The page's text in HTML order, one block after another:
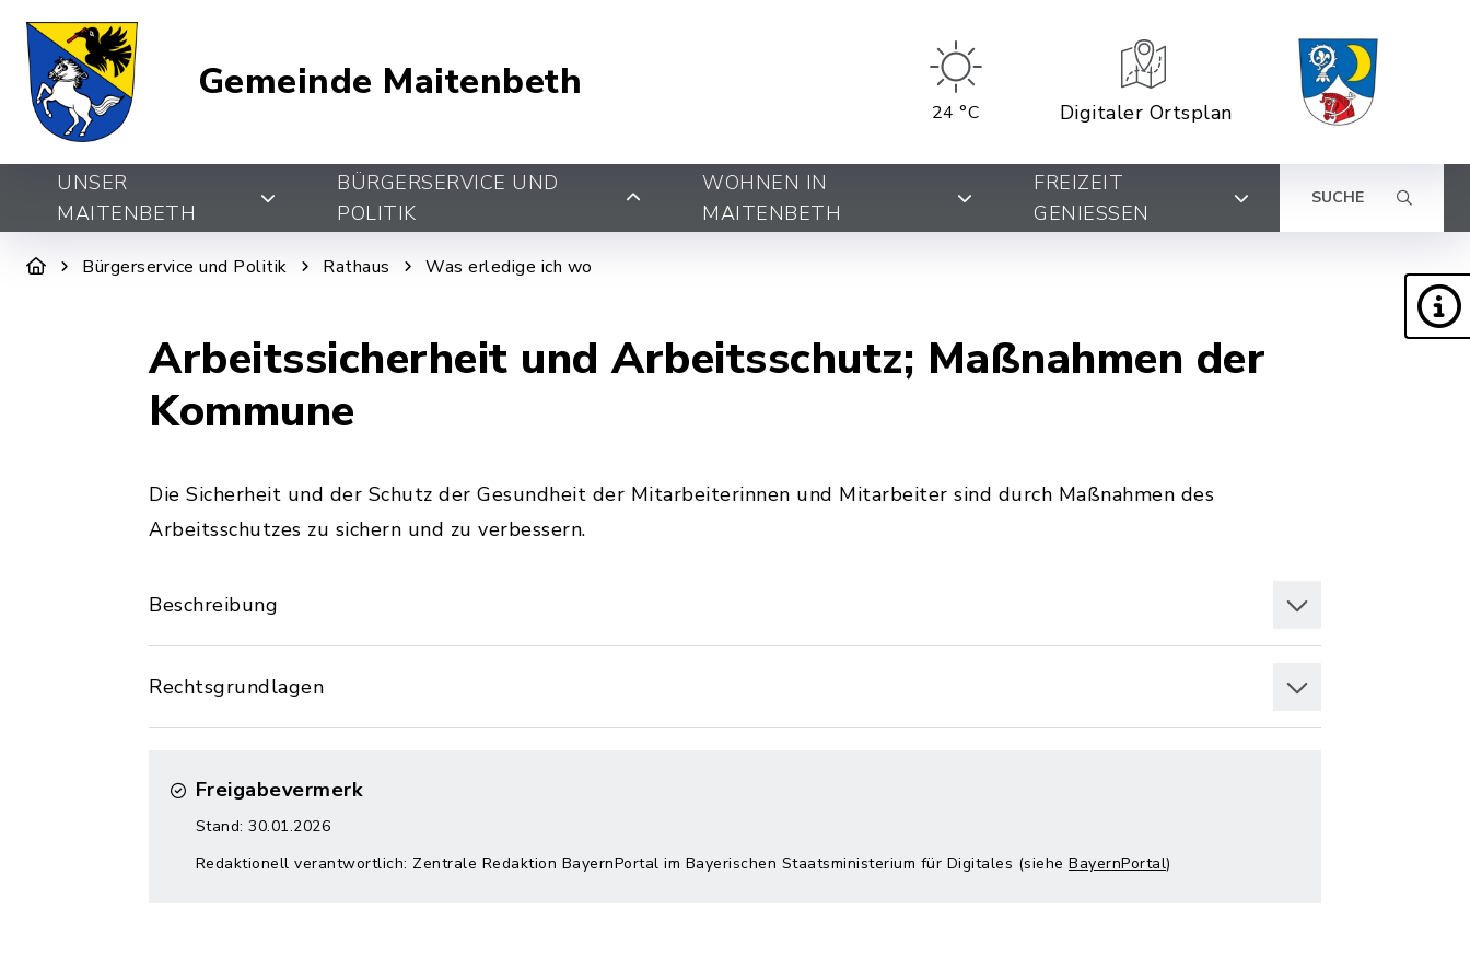
Gemeinde Maitenbeth
24 °C Digitaler Ortsplan
UNSER
MAITENBETH
BÜRGERSERVICE UND
POLITIK
WOHNEN IN
MAITENBETH
FREIZEIT
GENIESSEN
SUCHE
Bürgerservice und Politik Rathaus Was erledige ich wo
Arbeitssicherheit und Arbeitsschutz; Maßnahmen der
Kommune
Die Sicherheit und der Schutz der Gesundheit der Mitarbeiterinnen und Mitarbeiter sind durch Maßnahmen des
Arbeitsschutzes zu sichern und zu verbessern.
Beschreibung
Rechtsgrundlagen
Freigabevermerk
Stand: 30.01.2026
Redaktionell verantwortlich: Zentrale Redaktion BayernPortal im Bayerischen Staatsministerium für Digitales (siehe BayernPortal)